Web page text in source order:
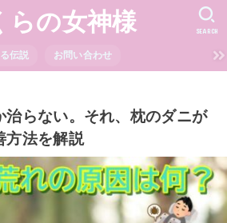
らの女神様
伝説 お問い合わせ
SEARCH
治らない。それ、枕のダニが
方法を解説